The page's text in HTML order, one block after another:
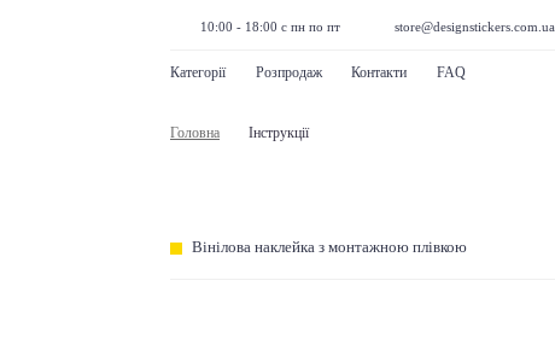
10:00 - 18:00 с пн по пт store@designstickers.com.ua
Категорії Розпродаж Контакти FAQ
Головна Інструкції
Вінілова наклейка з монтажною плівкою